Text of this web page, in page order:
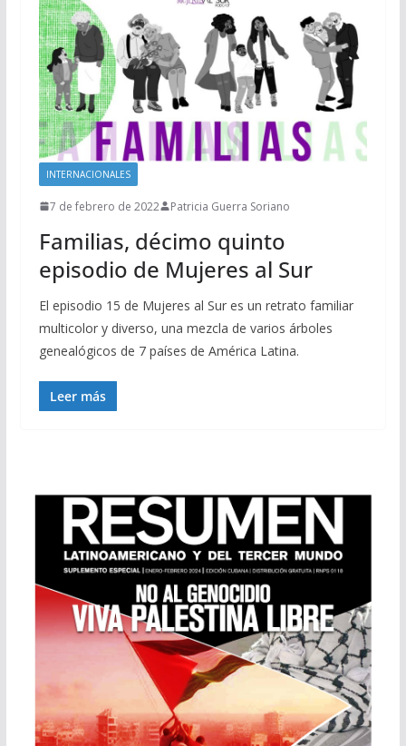
INTERNACIONALES
7 de febrero de 2022 Patricia Guerra Soriano
Familias, décimo quinto
episodio de Mujeres al Sur
El episodio 15 de Mujeres al Sur es un retrato familiar
multicolor y diverso, una mezcla de varios árboles
genealógicos de 7 países de América Latina.
Leer más